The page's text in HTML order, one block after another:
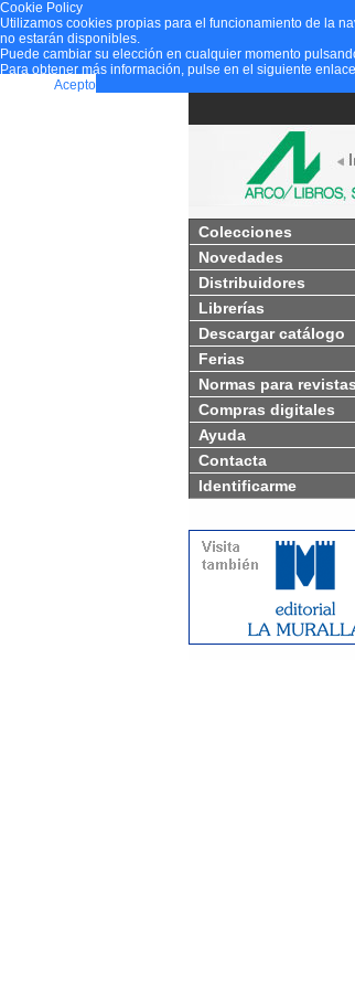
Cookie Policy
Utilizamos cookies propias para el funcionamiento de la
no estarán disponibles.
Puede cambiar su elección en cualquier momento
Para obtener más información, pulse en el siguiente
Acepto
Colecciones
Novedades
Distribuidores
Librerías
Descargar catálogo
Ferias
Normas para revistas
Compras digitales
Ayuda
Contacta
Identificarme